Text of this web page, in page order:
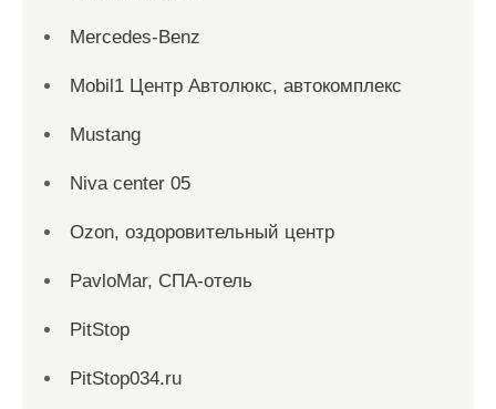
Mercedes-Benz
Mobil1 Центр Автолюкс, автокомплекс
Mustang
Niva center 05
Ozon, оздоровительный центр
PavloMar, СПА-отель
PitStop
PitStop034.ru